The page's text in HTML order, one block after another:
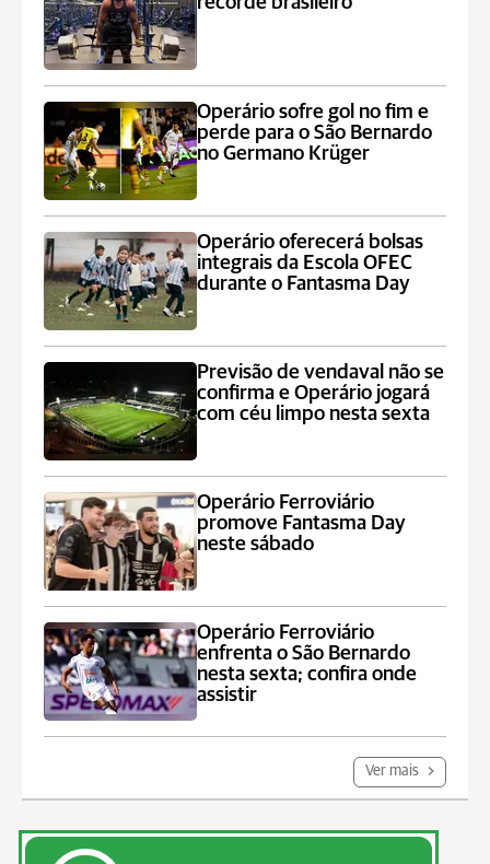
Operário sofre gol no fim e
perde para o São Bernardo
no Germano Krüger
Operário oferecerá bolsas
integrais da Escola OFEC
durante o Fantasma Day
Previsão de vendaval não se
confirma e Operário jogará
com céu limpo nesta sexta
Operário Ferroviário
promove Fantasma Day
neste sábado
Operário Ferroviário
enfrenta o São Bernardo
nesta sexta; confira onde
assistir
Ver mais